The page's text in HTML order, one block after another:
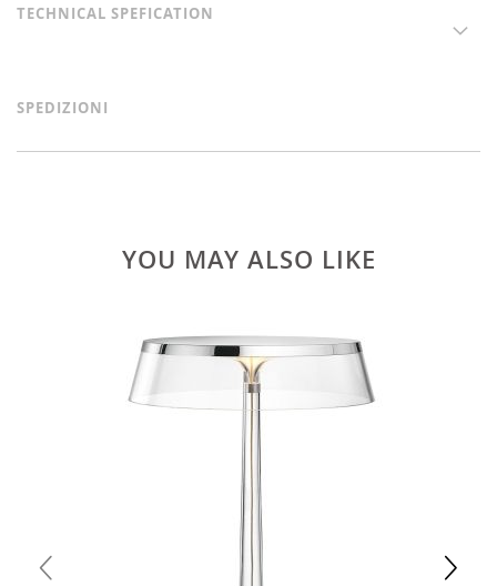
TECHNICAL SPEFICATION
SPEDIZIONI
YOU MAY ALSO LIKE